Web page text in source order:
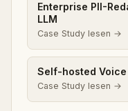
Enterprise PII-
LLM
Case Study lesen →
Self-hosted Voice
Case Study lesen →